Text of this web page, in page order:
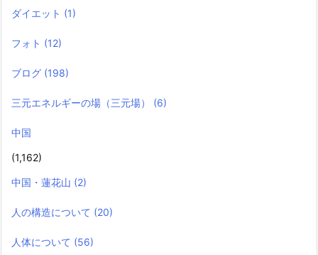
ダイエット (1)
フォト (12)
ブログ (198)
三元エネルギーの場（三元場） (6)
中国
(1,162)
中国・蓮花山 (2)
人の構造について (20)
人体について (56)